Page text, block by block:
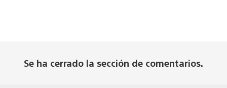
Se ha cerrado la sección de comentarios.